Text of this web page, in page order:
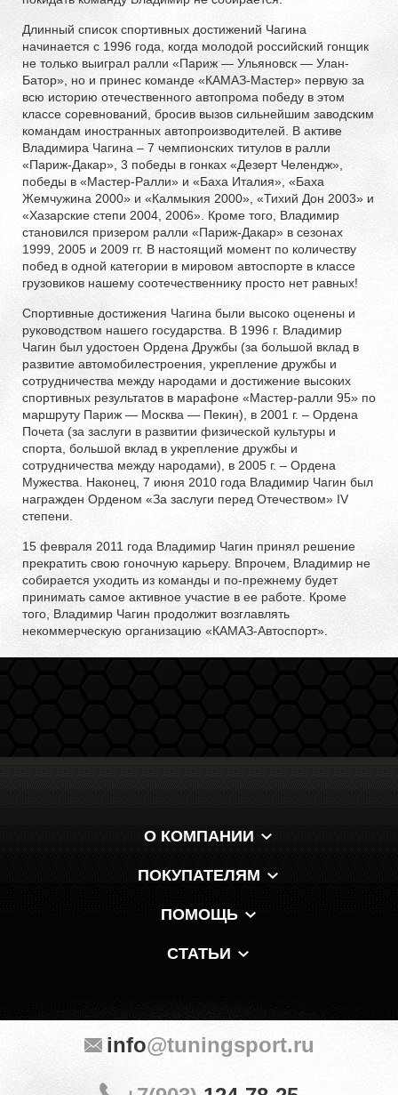
Длинный список спортивных достижений Чагина
начинается с 1996 года, когда молодой российский гонщик
не только выиграл ралли «Париж — Ульяновск — Улан-
Батор», но и принес команде «КАМАЗ-Мастер» первую за
всю историю отечественного автопрома победу в этом
классе соревнований, бросив вызов сильнейшим заводским
командам иностранных автопроизводителей. В активе
Владимира Чагина – 7 чемпионских титулов в ралли
«Париж-Дакар», 3 победы в гонках «Дезерт Челендж»,
победы в «Мастер-Ралли» и «Баха Италия», «Баха
Жемчужина 2000» и «Калмыкия 2000», «Тихий Дон 2003» и
«Хазарские степи 2004, 2006». Кроме того, Владимир
становился призером ралли «Париж-Дакар» в сезонах
1999, 2005 и 2009 гг. В настоящий момент по количеству
побед в одной категории в мировом автоспорте в классе
грузовиков нашему соотечественнику просто нет равных!
Спортивные достижения Чагина были высоко оценены и
руководством нашего государства. В 1996 г. Владимир
Чагин был удостоен Ордена Дружбы (за большой вклад в
развитие автомобилестроения, укрепление дружбы и
сотрудничества между народами и достижение высоких
спортивных результатов в марафоне «Мастер-ралли 95» по
маршруту Париж — Москва — Пекин), в 2001 г. – Ордена
Почета (за заслуги в развитии физической культуры и
спорта, большой вклад в укрепление дружбы и
сотрудничества между народами), в 2005 г. – Ордена
Мужества. Наконец, 7 июня 2010 года Владимир Чагин был
награжден Орденом «За заслуги перед Отечеством» IV
степени.
15 февраля 2011 года Владимир Чагин принял решение
прекратить свою гоночную карьеру. Впрочем, Владимир не
собирается уходить из команды и по-прежнему будет
принимать самое активное участие в ее работе. Кроме
того, Владимир Чагин продолжит возглавлять
некоммерческую организацию «КАМАЗ-Автоспорт».
О КОМПАНИИ
ПОКУПАТЕЛЯМ
ПОМОЩЬ
СТАТЬИ
info@tuningsport.ru